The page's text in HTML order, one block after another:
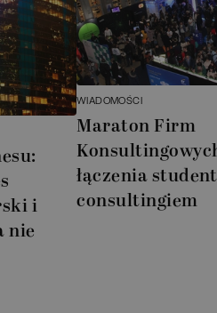
i
nie
WIADOMOŚCI
Maraton Firm
łączenia
consultingiem